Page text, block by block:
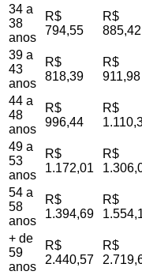
34 a
38
anos
R$
794,55
R$
885,42
39 a
43
anos
R$
818,39
R$
911,98
44 a
48
anos
R$
996,44
R$
49 a
53
anos
R$
1.172,01
R$
54 a
58
anos
R$
1.394,69
R$
+ de
59
anos
R$
2.440,57
R$